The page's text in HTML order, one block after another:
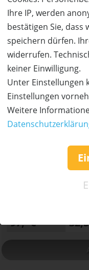
Ihre IP, werden
bestätigen Sie, dass
speichern dürfen.
widerrufen.
keiner Einwilligung.
Unter Einstellungen
Einstellungen
Weitere
Freizeit-Land Geiselwind
Zwei
Gutschein
97,- €